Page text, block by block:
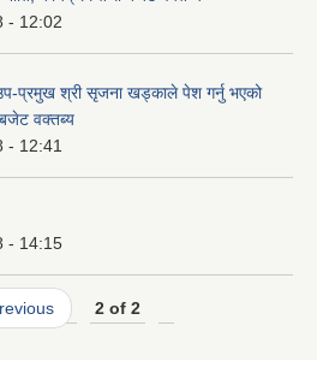
- 12:02
प्रमुख श्री सृजना खड्काले पेश गर्नु भएको
बजेट वक्तब्य
- 12:41
- 14:15
2 of 2